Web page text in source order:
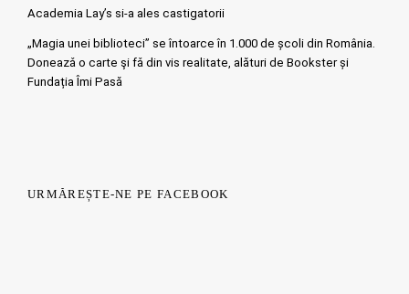
Academia Lay’s si-a ales castigatorii
„Magia unei biblioteci” se întoarce în 1.000 de școli din România.
Doneazǎ o carte şi fǎ din vis realitate, alături de Bookster și
Fundația Îmi Pasă
URMĂREȘTE-NE PE FACEBOOK